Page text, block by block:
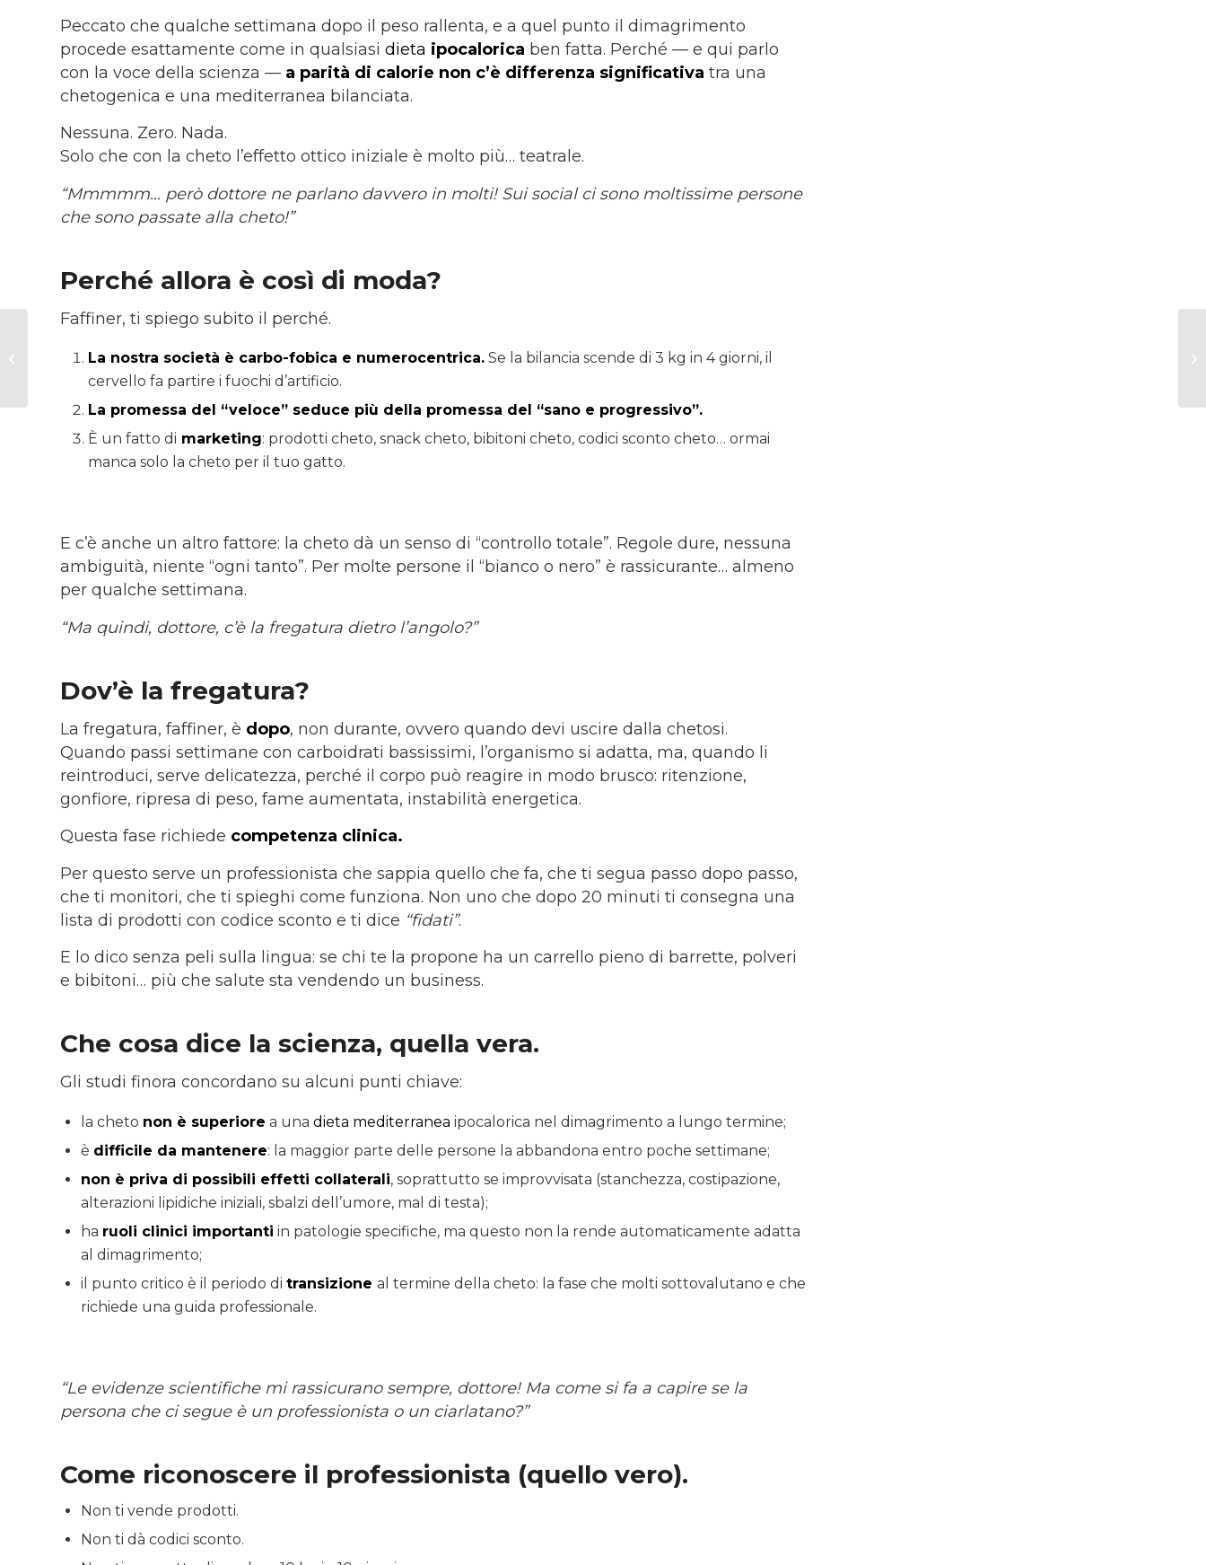
Peccato che qualche settimana dopo il peso rallenta, e a quel punto il dimagrimento
procede esattamente come in qualsiasi dieta ipocalorica ben fatta. Perché — e qui parlo
con la voce della scienza — a parità di calorie non c’è differenza significativa tra una
chetogenica e una mediterranea bilanciata.
Nessuna. Zero. Nada.
Solo che con la cheto l’effetto ottico iniziale è molto più… teatrale.
“Mmmmm… però dottore ne parlano davvero in molti! Sui social ci sono moltissime persone
che sono passate alla cheto!”
Perché allora è così di moda?
Faffiner, ti spiego subito il perché.
La nostra società è carbo-fobica e numerocentrica. Se la bilancia scende di 3 kg in 4 giorni, il
cervello fa partire i fuochi d’artificio.
La promessa del “veloce” seduce più della promessa del “sano e progressivo”.
È un fatto di marketing: prodotti cheto, snack cheto, bibitoni cheto, codici sconto cheto… ormai
manca solo la cheto per il tuo gatto.
E c’è anche un altro fattore: la cheto dà un senso di “controllo totale”. Regole dure, nessuna
ambiguità, niente “ogni tanto”. Per molte persone il “bianco o nero” è rassicurante… almeno
per qualche settimana.
“Ma quindi, dottore, c’è la fregatura dietro l’angolo?”
Dov’è la fregatura?
La fregatura, faffiner, è dopo, non durante, ovvero quando devi uscire dalla chetosi.
Quando passi settimane con carboidrati bassissimi, l’organismo si adatta, ma, quando li
reintroduci, serve delicatezza, perché il corpo può reagire in modo brusco: ritenzione,
gonfiore, ripresa di peso, fame aumentata, instabilità energetica.
Questa fase richiede competenza clinica.
Per questo serve un professionista che sappia quello che fa, che ti segua passo dopo passo,
che ti monitori, che ti spieghi come funziona. Non uno che dopo 20 minuti ti consegna una
lista di prodotti con codice sconto e ti dice “fidati”.
E lo dico senza peli sulla lingua: se chi te la propone ha un carrello pieno di barrette, polveri
e bibitoni… più che salute sta vendendo un business.
Che cosa dice la scienza, quella vera.
Gli studi finora concordano su alcuni punti chiave:
la cheto non è superiore a una dieta mediterranea ipocalorica nel dimagrimento a lungo termine;
è difficile da mantenere: la maggior parte delle persone la abbandona entro poche settimane;
non è priva di possibili effetti collaterali, soprattutto se improvvisata (stanchezza, costipazione,
alterazioni lipidiche iniziali, sbalzi dell’umore, mal di testa);
ha ruoli clinici importanti in patologie specifiche, ma questo non la rende automaticamente adatta
al dimagrimento;
il punto critico è il periodo di transizione al termine della cheto: la fase che molti sottovalutano e che
richiede una guida professionale.
“Le evidenze scientifiche mi rassicurano sempre, dottore! Ma come si fa a capire se la
persona che ci segue è un professionista o un ciarlatano?”
Come riconoscere il professionista (quello vero).
Non ti vende prodotti.
Non ti dà codici sconto.
Perché smettere di
fumare fa aumentare